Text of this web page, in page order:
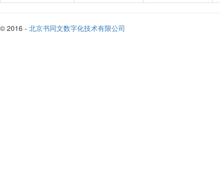
© 2016 - 北京书同文数字化技术有限公司